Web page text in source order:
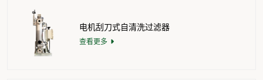
电机刮刀式自清洗过滤器
查看更多